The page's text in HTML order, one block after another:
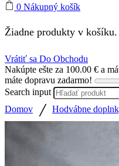
0 Nákupný košík
Žiadne produkty v košíku.
Vrátiť sa Do Obchodu
Nakúpte ešte za 100.00 € a
máte dopravu zadarmo!
Search input
Domov / Hodvábne